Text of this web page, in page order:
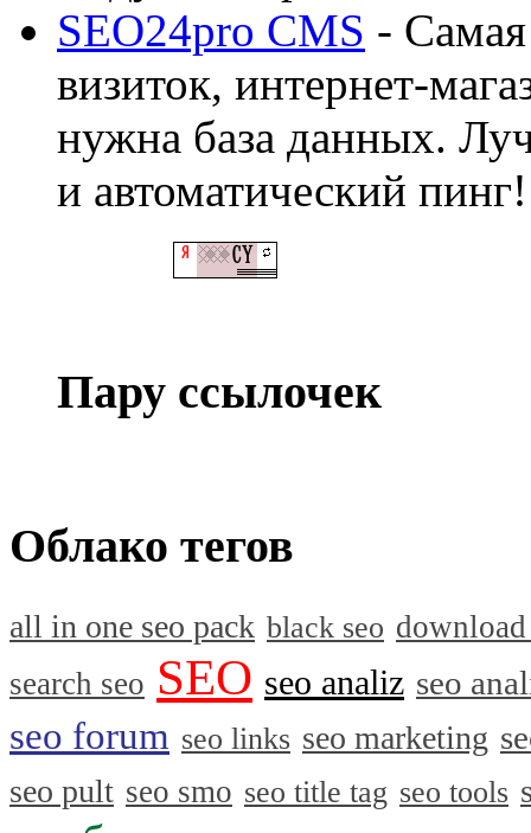
SEO24pro CMS -
визиток, интернет-
нужна база данных.
и автоматический пинг!
Пару ссылочек
Облако тегов
all in one seo pack black seo download
search seo SEO seo analiz seo
seo forum seo links seo marketing
seo pult seo smo seo title tag seo tools